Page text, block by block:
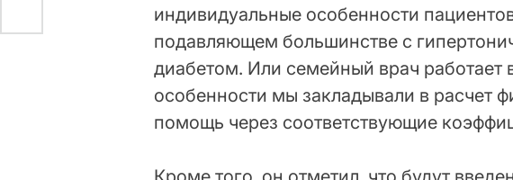
индивидуальные особенности
подавляющем большинстве с
диабетом. Или семейный врач работает
особенности мы закладывали в расчет
помощь через соответствующие